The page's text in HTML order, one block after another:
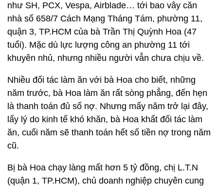
như SH, PCX, Vespa, Airblade… tới bao vây căn
nhà số 658/7 Cách Mạng Tháng Tám, phường 11,
quận 3, TP.HCM của bà Trần Thị Quỳnh Hoa (47
tuổi). Mặc dù lực lượng công an phường 11 tới
khuyên nhủ, nhưng nhiều người vẫn chưa chịu về.
Nhiều đối tác làm ăn với bà Hoa cho biết, những
năm trước, bà Hoa làm ăn rất sòng phẳng, đến hẹn
là thanh toán đủ số nợ. Nhưng mấy năm trở lại đây,
lấy lý do kinh tế khó khăn, bà Hoa khất đối tác làm
ăn, cuối năm sẽ thanh toán hết số tiền nợ trong năm
cũ.
Bị bà Hoa chạy làng mất hơn 5 tỷ đồng, chị L.T.N
(quận 1, TP.HCM), chủ doanh nghiệp chuyên cung